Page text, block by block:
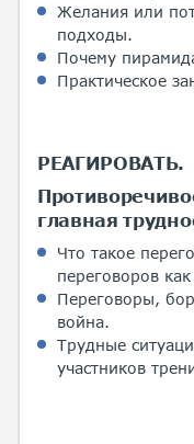
Желания или
подходы.
Почему
Практическое
РЕАГИРОВАТЬ.
главная
Что такое
переговоров
Переговоры,
война.
Трудные
участников